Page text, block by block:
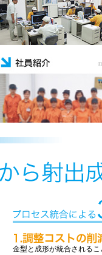
金型と成形が統合される